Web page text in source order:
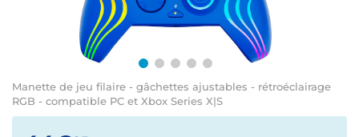
Manette de jeu filaire - gâchettes ajustables - rétroéclairage
RGB - compatible PC et Xbox Series X|S